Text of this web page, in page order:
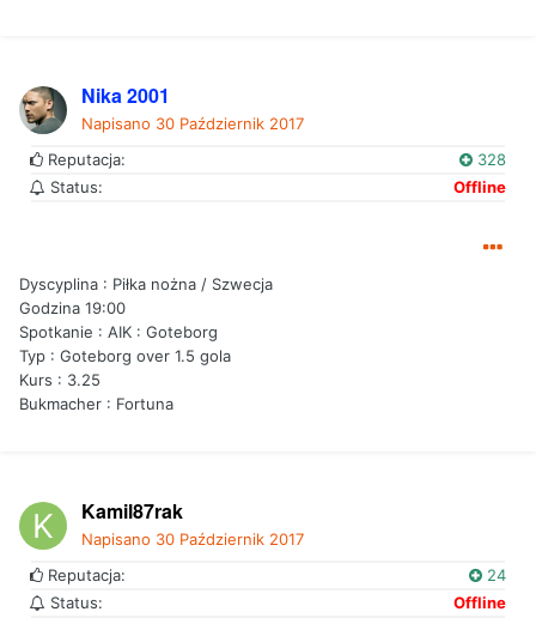
Nika 2001
Napisano 30 Październik 2017
Reputacja:
328
Status:
Offline
Dyscyplina : Piłka nożna / Szwecja
Godzina 19:00
Spotkanie : AIK : Goteborg
Typ : Goteborg over 1.5 gola
Kurs : 3.25
Bukmacher : Fortuna
Kamil87rak
Napisano 30 Październik 2017
Reputacja:
24
Status:
Offline